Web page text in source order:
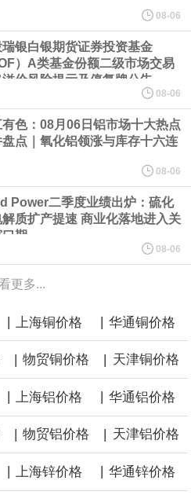
DAX指数跌0.29%，英国富时100指数涨
数涨0.03%，欧洲斯托克50指数跌0.15%，
。
3.1%，预期 3.1%，前值 3.1%。瑞士7月未
续涨3.44%，焦炭连续涨2.72%，铁矿石连续
，白银连续涨2.61%。
要原油价格，与此同时，各方正就一项旨在
压力的协议进行谈判。尽管胡塞武装的威胁
输原油的替代路线，但沙特方面仍下调了价
08-06
瑞银白银期货证券投资基金
）A类基金份额二级市场交易
溢价风险提示及停复牌公告
08-06
色：08月06日铝市场十大热点
点｜氧化铝领涨与库存十六连
08-06
Power二季度业绩出炉：硫化
质扩产提速 商业化落地进入关
期
08-06
更多...
| 上海铜价格 | 华通铜价格
| 物贸铜价格 | 天津铜价格
上海铝价格 华通铝价格
| 物贸铝价格 | 天津铝价格
上海锌价格 华通锌价格